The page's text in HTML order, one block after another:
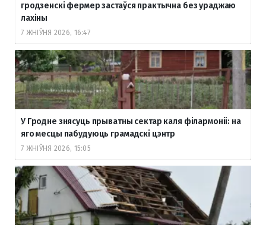
гродзенскі фермер застаўся практычна без ураджаю
лахіны
7 ЖНІЎНЯ 2026, 16:47
У Гродне знясуць прыватны сектар каля філармоніі: на
яго месцы пабудуюць грамадскі цэнтр
7 ЖНІЎНЯ 2026, 15:05